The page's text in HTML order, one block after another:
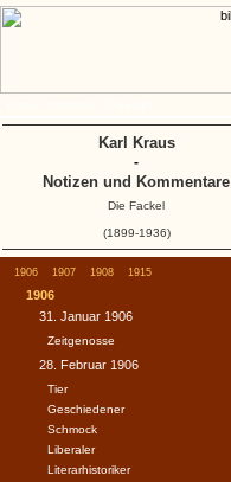
1906 1907 1908 1915
1906
31. Januar 1906
Zeitgenosse
28. Februar 1906
Tier
Geschiedener
Schmock
Liberaler
Literarhistoriker
Karl Kraus
-
Notizen und Kommentare
Die Fackel
(1899-1936)